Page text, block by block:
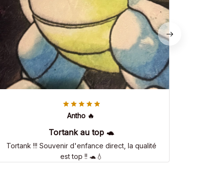
Antho 🔥
Tortank au top 🐢
Tortank !!! Souvenir d'enfance direct, la qualité
est top !! 🐢💧